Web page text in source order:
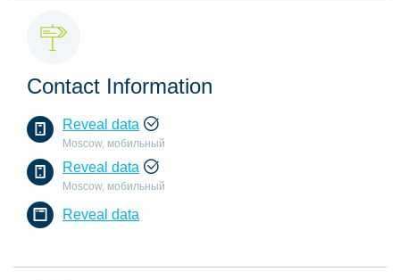
Contact Information
Reveal data
Moscow, мобильный
Reveal data
Moscow, мобильный
Reveal data